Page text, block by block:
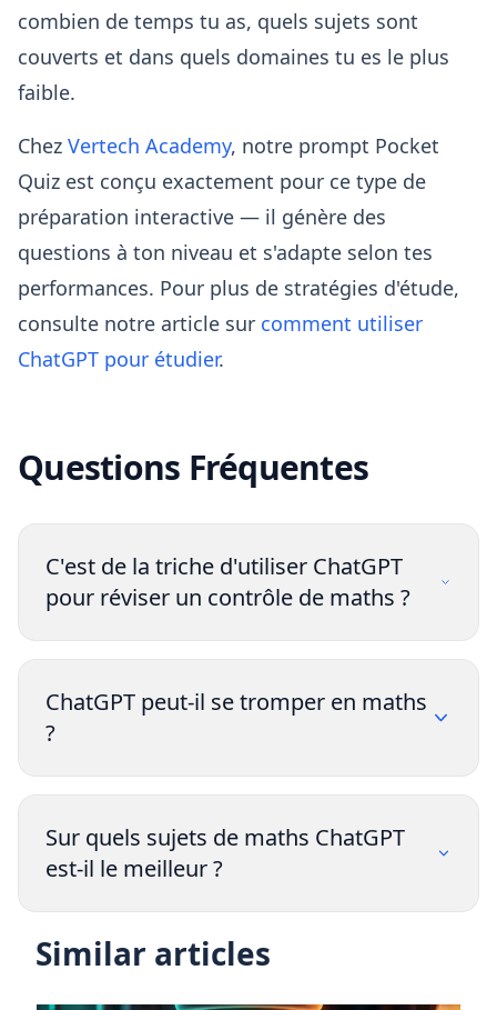
combien de temps tu as, quels sujets sont
couverts et dans quels domaines tu es le plus
faible.
Chez Vertech Academy, notre prompt Pocket
Quiz est conçu exactement pour ce type de
préparation interactive — il génère des
questions à ton niveau et s'adapte selon tes
performances. Pour plus de stratégies d'étude,
consulte notre article sur comment utiliser
ChatGPT pour étudier.
Questions Fréquentes
C'est de la triche d'utiliser ChatGPT
pour réviser un contrôle de maths ?
ChatGPT peut-il se tromper en maths
?
Sur quels sujets de maths ChatGPT
est-il le meilleur ?
Similar articles